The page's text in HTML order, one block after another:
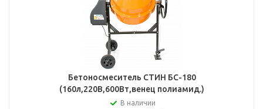
Бетоносмеситель СТИН БС-180
(160л,220В,600Вт,венец полиамид.)
В наличии